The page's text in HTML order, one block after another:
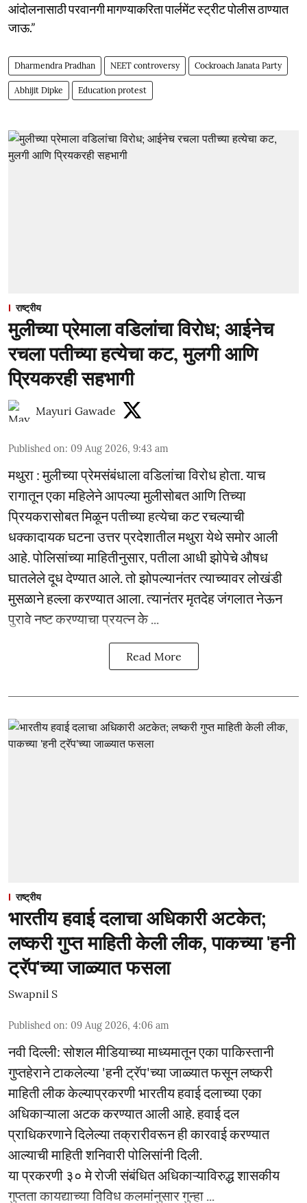
आंदोलनासाठी परवानगी मागण्याकरिता पार्लमेंट स्ट्रीट पोलीस ठाण्यात
जाऊ.”
Dharmendra Pradhan NEET controversy Cockroach Janata Party
Abhijit Dipke Education protest
राष्ट्रीय
मुलीच्या प्रेमाला वडिलांचा विरोध; आईनेच
रचला पतीच्या हत्येचा कट, मुलगी आणि
प्रियकरही सहभागी
Mayuri Gawade
Published on: 09 Aug 2026, 9:43 am
मथुरा : मुलीच्या प्रेमसंबंधाला वडिलांचा विरोध होता. याच
रागातून एका महिलेने आपल्या मुलीसोबत आणि तिच्या
प्रियकरासोबत मिळून पतीच्या हत्येचा कट रचल्याची
धक्कादायक घटना उत्तर प्रदेशातील मथुरा येथे समोर आली
आहे. पोलिसांच्या माहितीनुसार, पतीला आधी झोपेचे औषध
घातलेले दूध देण्यात आले. तो झोपल्यानंतर त्याच्यावर लोखंडी
मुसळाने हल्ला करण्यात आला. त्यानंतर मृतदेह जंगलात नेऊन
पुरावे नष्ट करण्याचा प्रयत्न के ...
Read More
राष्ट्रीय
भारतीय हवाई दलाचा अधिकारी अटकेत;
लष्करी गुप्त माहिती केली लीक, पाकच्या 'हनी
ट्रॅप'च्या जाळ्यात फसला
Swapnil S
Published on: 09 Aug 2026, 4:06 am
नवी दिल्ली: सोशल मीडियाच्या माध्यमातून एका पाकिस्तानी
गुप्तहेराने टाकलेल्या 'हनी ट्रॅप'च्या जाळ्यात फसून लष्करी
माहिती लीक केल्याप्रकरणी भारतीय हवाई दलाच्या एका
अधिकाऱ्याला अटक करण्यात आली आहे. हवाई दल
प्राधिकरणाने दिलेल्या तक्रारीवरून ही कारवाई करण्यात
आल्याची माहिती शनिवारी पोलिसांनी दिली.
या प्रकरणी ३० मे रोजी संबंधित अधिकाऱ्याविरुद्ध शासकीय
गुप्तता कायद्याच्या विविध कलमांनुसार गुन्हा ...